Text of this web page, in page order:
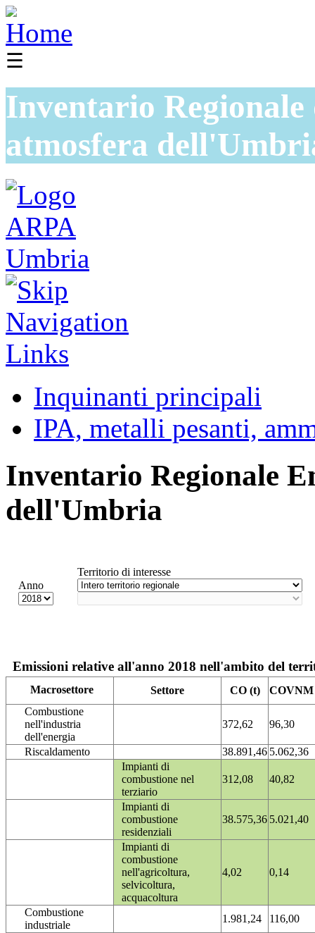
☰
Inventario
atmosfera
Inquinanti principali
IPA, metalli pesanti,
Inventario Regionale
dell'Umbria
Anno
Territorio di interesse
Emissioni relative all'anno 2018 nell'ambito del
Macrosettore Settore CO (t)
COVNM
Combustione
nell'industria
dell'energia
372,62 96,30
Riscaldamento 38.891,46 5.062,36
Impianti di
combustione nel
terziario
312,08 40,82
Impianti di
combustione
residenziali
38.575,36 5.021,40
Impianti di
combustione
nell'agricoltura,
selvicoltura,
acquacoltura
4,02 0,14
Combustione
industriale
1.981,24
116,00